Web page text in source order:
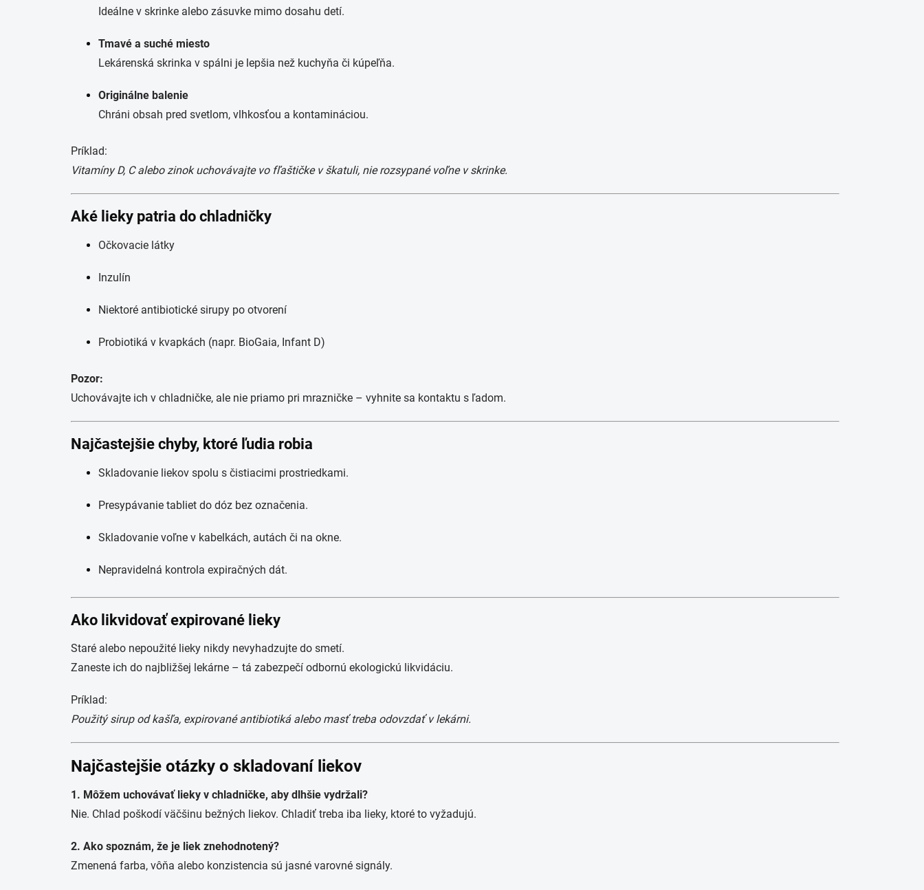
Ideálne v skrinke alebo zásuvke mimo dosahu detí.
Tmavé a suché miesto
Lekárenská skrinka v spálni je lepšia než kuchyňa či kúpeľňa.
Originálne balenie
Chráni obsah pred svetlom, vlhkosťou a kontamináciou.
Príklad:
Vitamíny D, C alebo zinok uchovávajte vo fľaštičke v škatuli, nie rozsypané voľne v skrinke.
Aké lieky patria do chladničky
Očkovacie látky
Inzulín
Niektoré antibiotické sirupy po otvorení
Probiotiká v kvapkách (napr. BioGaia, Infant D)
Pozor:
Uchovávajte ich v chladničke, ale nie priamo pri mrazničke – vyhnite sa kontaktu s ľadom.
Najčastejšie chyby, ktoré ľudia robia
Skladovanie liekov spolu s čistiacimi prostriedkami.
Presypávanie tabliet do dóz bez označenia.
Skladovanie voľne v kabelkách, autách či na okne.
Nepravidelná kontrola expiračných dát.
Ako likvidovať expirované lieky
Staré alebo nepoužité lieky nikdy nevyhadzujte do smetí.
Zaneste ich do najbližšej lekárne – tá zabezpečí odbornú ekologickú likvidáciu.
Príklad:
Použitý sirup od kašľa, expirované antibiotiká alebo masť treba odovzdať v lekárni.
Najčastejšie otázky o skladovaní liekov
1. Môžem uchovávať lieky v chladničke, aby dlhšie vydržali?
Nie. Chlad poškodí väčšinu bežných liekov. Chladiť treba iba lieky, ktoré to vyžadujú.
2. Ako spoznám, že je liek znehodnotený?
Zmenená farba, vôňa alebo konzistencia sú jasné varovné signály.